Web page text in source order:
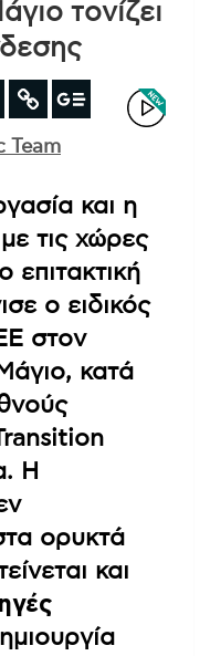
τονίζει
Team
και η
τις χώρες
επιτακτική
ο ειδικός
στον
κατά
Η
ορυκτά
και